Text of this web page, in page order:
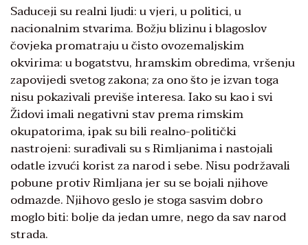
Saduceji su realni ljudi: u vjeri, u politici, u
nacionalnim stvarima. Božju blizinu i blagoslov
čovjeka promatraju u čisto ovozemaljskim
okvirima: u bogatstvu, hramskim obredima, vršenju
zapovijedi svetog zakona; za ono što je izvan toga
nisu pokazivali previše interesa. Iako su kao i svi
Židovi imali negativni stav prema rimskim
okupatorima, ipak su bili realno-politički
nastrojeni: surađivali su s Rimljanima i nastojali
odatle izvući korist za narod i sebe. Nisu podržavali
pobune protiv Rimljana jer su se bojali njihove
odmazde. Njihovo geslo je stoga sasvim dobro
moglo biti: bolje da jedan umre, nego da sav narod
strada.